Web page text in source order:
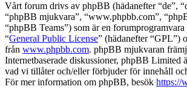
Vårt forum drivs av phpBB (hädanefter “de”,
“phpBB mjukvara”, “www.phpbb.com”,
“phpBB Teams”) som är en
“General Public License” (hädanefter “GPL”)
från www.phpbb.com. phpBB mjukvaran
Internetbaserade diskussioner, phpBB Limited
vad vi tillåter och/eller förbjuder för innehåll
För mer information om phpBB, besök https://